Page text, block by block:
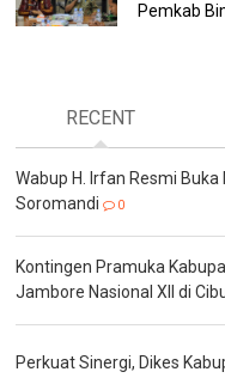
Pemkab
RECENT
Wabup H. Irfan Resmi
Soromandi
0
Kontingen Pramuka
Jambore Nasional XII di
Perkuat Sinergi, Dikes